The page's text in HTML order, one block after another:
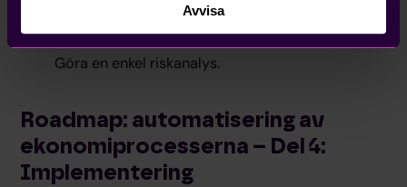
Avvisa
Uppskatta tid och kostnader för
ekonomiadministration
Göra en enkel riskanalys.
Roadmap: automatisering av
ekonomiprocesserna – Del 4:
Implementering